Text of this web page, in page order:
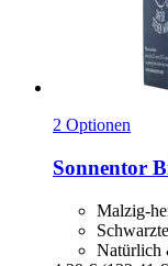
2 Optionen
Sonnentor
Malzig-
Natürlich